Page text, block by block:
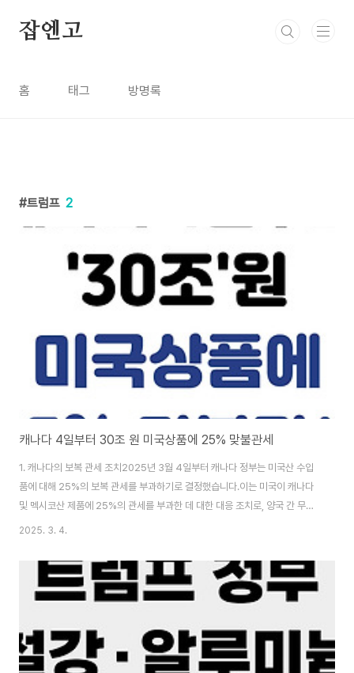
잡엔고
홈 태그 방명록
트럼프 2
캐나다 4일부터 30조 원 미국상품에 25% 맞불관세
1. 캐나다의 보복 관세 조치2025년 3월 4일부터 캐나다 정부는 미국산 수입
품에 대해 25%의 보복 관세를 부과하기로 결정했습니다.이는 미국이 캐나다
및 멕시코산 제품에 25%의 관세를 부과한 데 대한 대응 조치로, 양국 간 무역
긴장이 고조되고 있습니다. 2. 보복 관세의 세부 내용관세 부과 총액: 300억
품에 21일 이내 관세 부과 예정2.1. 관세 대상 품목캐나다가 보복 관세를 부과
하는 주요 품목은 다음과 같습니다:주류 및 음료: 미국산 맥주, 와인, 버번 위스
키, 플로리다산 오렌지 주스 등농산물: 과일 및 과일 주스소비재: 의류, 스포츠
2025. 3. 4.